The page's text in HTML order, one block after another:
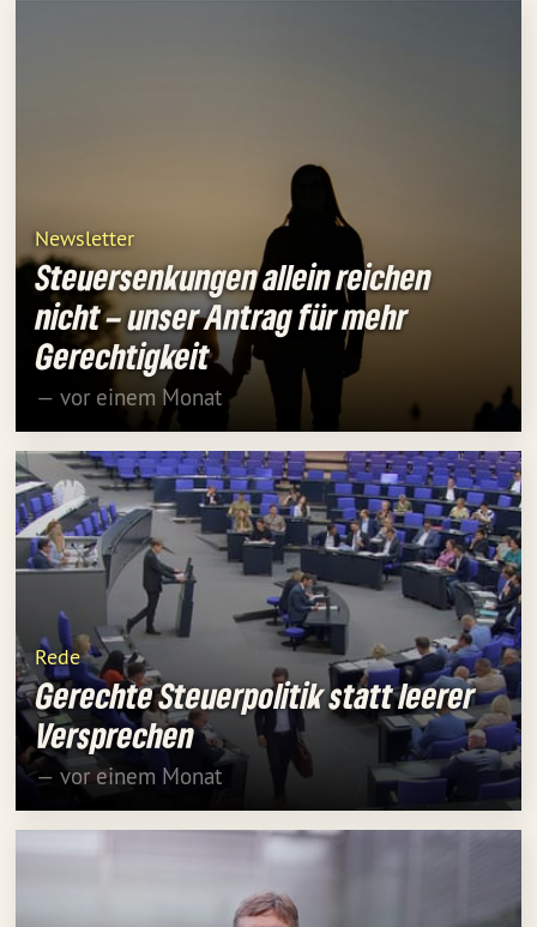
Newsletter
Steuersenkungen allein reichen
nicht – unser Antrag für mehr
Gerechtigkeit
— vor einem Monat
Rede
Gerechte Steuerpolitik statt leerer
Versprechen
— vor einem Monat